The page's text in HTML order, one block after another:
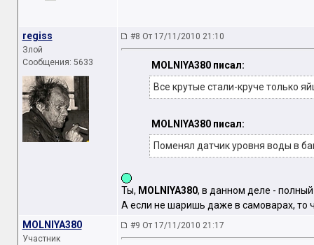
regiss
Злой
Сообщения: 5633
#8 От 17/11/2010 21:10
MOLNIYA380 писал:
Все крутые стали-круче только
MOLNIYA380 писал:
Поменял датчик уровня воды в
Ты, MOLNIYA380, в данном деле -
А если не шаришь даже в самоварах, то
MOLNIYA380
Участник
#9 От 17/11/2010 21:17